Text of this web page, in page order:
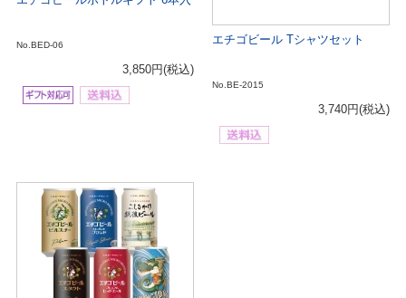
No.BED-06
3,850円(税込)
エチゴビール Tシャツセット
No.BE-2015
3,740円(税込)